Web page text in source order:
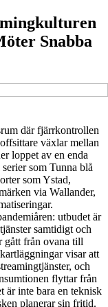
Snabba
där fjärrkontrollen
växlar mellan
loppet av en enda
som Tunna blå
som Ystad,
via Wallander,
utbudet är
samtidigt och
gått från ovana till
visar att
och
flyttar från
är inte bara en teknisk
planerar sin fritid.